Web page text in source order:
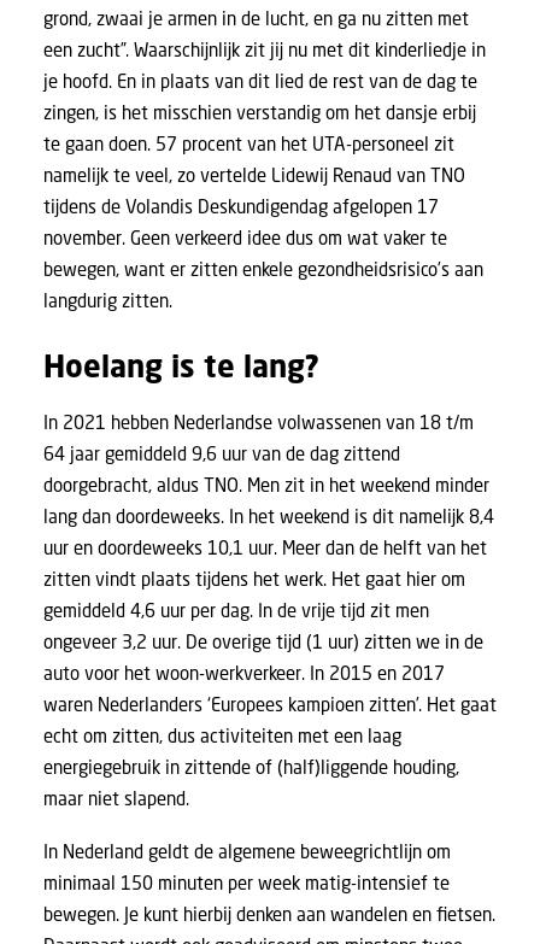
grond, zwaai je armen in de lucht, en ga nu zitten met
een zucht”. Waarschijnlijk zit jij nu met dit kinderliedje in
je hoofd. En in plaats van dit lied de rest van de dag te
zingen, is het misschien verstandig om het dansje erbij
te gaan doen. 57 procent van het UTA-personeel zit
namelijk te veel, zo vertelde Lidewij Renaud van TNO
tijdens de Volandis Deskundigendag afgelopen 17
november. Geen verkeerd idee dus om wat vaker te
bewegen, want er zitten enkele gezondheidsrisico’s aan
langdurig zitten.
Hoelang is te lang?
In 2021 hebben Nederlandse volwassenen van 18 t/m
64 jaar gemiddeld 9,6 uur van de dag zittend
doorgebracht, aldus TNO. Men zit in het weekend minder
lang dan doordeweeks. In het weekend is dit namelijk 8,4
uur en doordeweeks 10,1 uur. Meer dan de helft van het
zitten vindt plaats tijdens het werk. Het gaat hier om
gemiddeld 4,6 uur per dag. In de vrije tijd zit men
ongeveer 3,2 uur. De overige tijd (1 uur) zitten we in de
auto voor het woon-werkverkeer. In 2015 en 2017
waren Nederlanders ‘Europees kampioen zitten’. Het gaat
echt om zitten, dus activiteiten met een laag
energiegebruik in zittende of (half)liggende houding,
maar niet slapend.
In Nederland geldt de algemene beweegrichtlijn om
minimaal 150 minuten per week matig-intensief te
bewegen. Je kunt hierbij denken aan wandelen en fietsen.